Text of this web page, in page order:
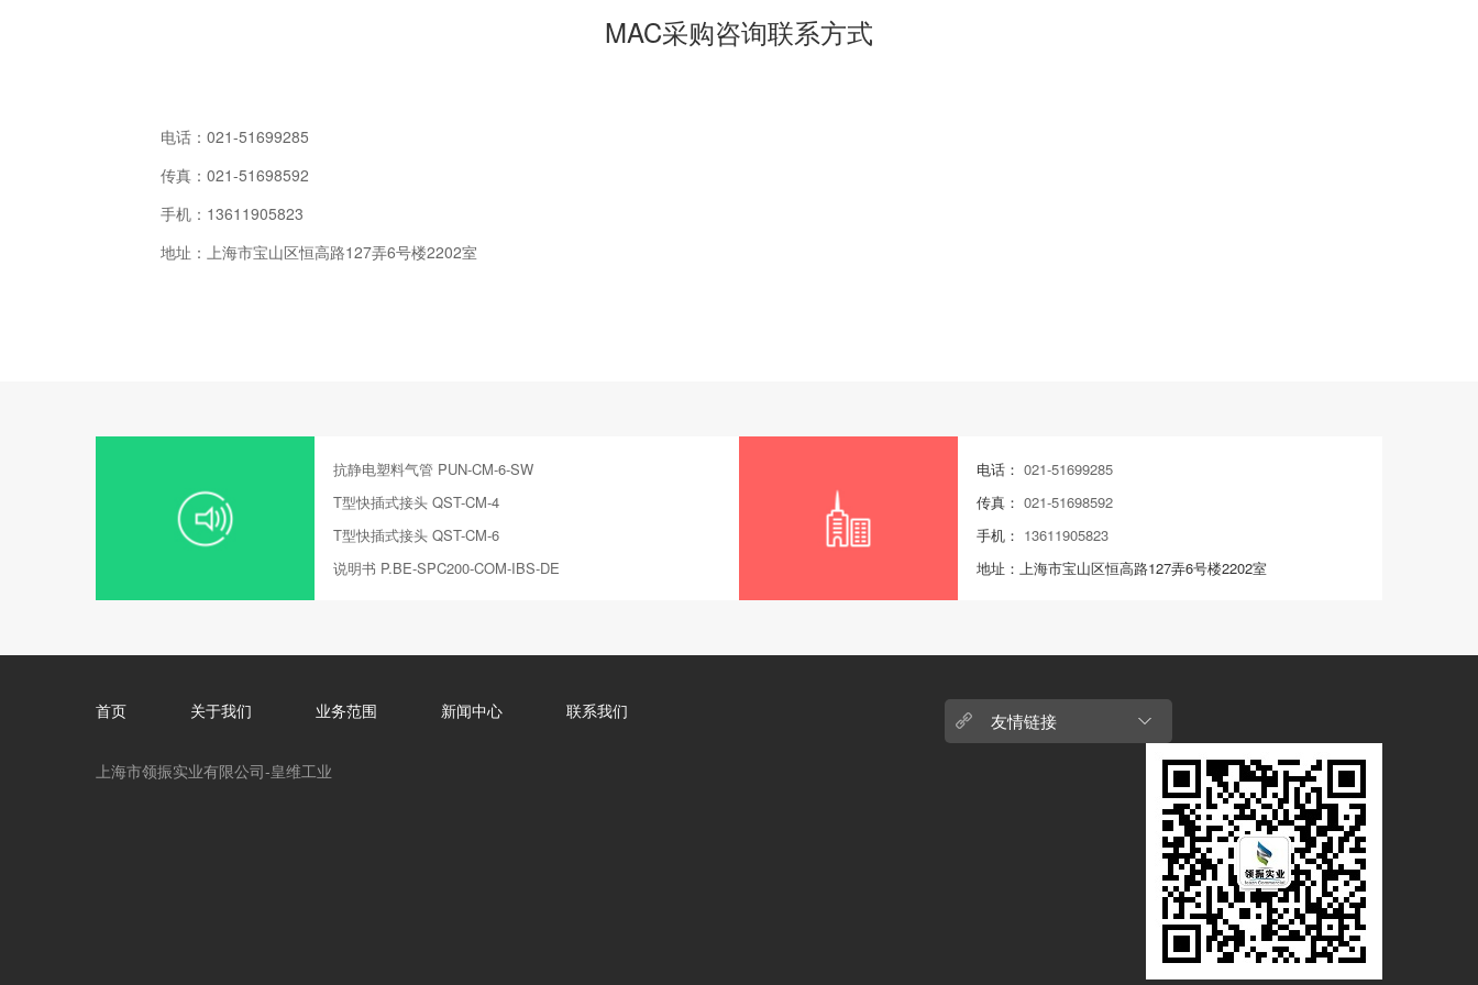
MAC采购咨询联系方式
电话： 021-51699285
传真： 021-51698592
手机： 13611905823
地址：上海市宝山区恒高路127弄6号楼2202室
抗静电塑料气管 PUN-CM-6-SW
T型快插式接头 QST-CM-4
T型快插式接头 QST-CM-6
说明书 P.BE-SPC200-COM-IBS-DE
电话： 021-51699285
传真： 021-51698592
手机： 13611905823
地址：上海市宝山区恒高路127弄6号楼2202室
首页 关于我们 业务范围 新闻中心 联系我们
上海市领振实业有限公司-皇维工业
友情链接